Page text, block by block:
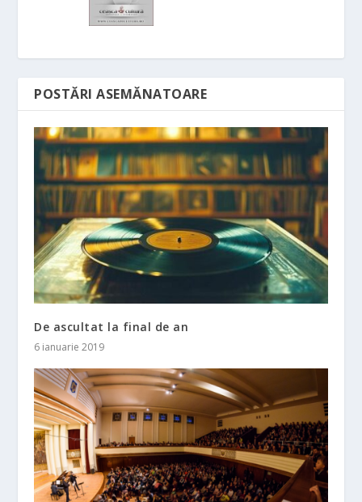
POSTĂRI ASEMĂNATOARE
De ascultat la final de an
6 ianuarie 2019